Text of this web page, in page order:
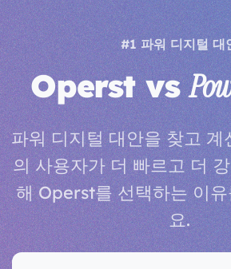
#1 파워 디지털 대
Operst vs
파워 디지털 대안을 찾고 계
의 사용자가 더 빠르고 더
해 Operst를 선택하는 이
요.